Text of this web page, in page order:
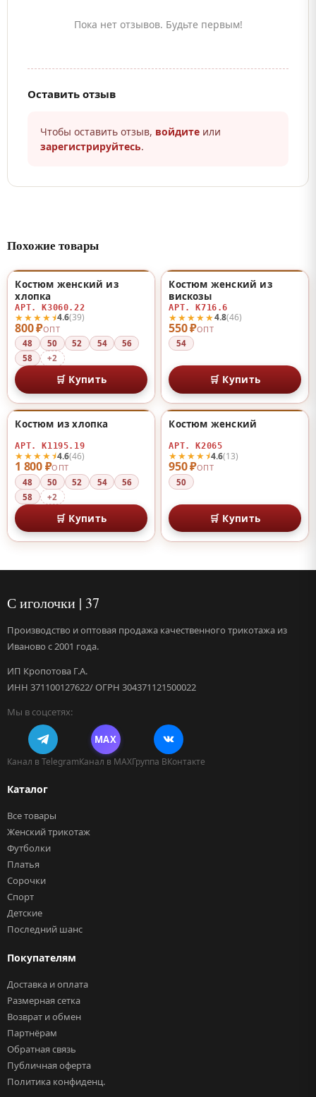
Пока нет отзывов. Будьте первым!
Оставить отзыв
Чтобы оставить отзыв, войдите или
зарегистрируйтесь.
Похожие товары
800 ₽ОПТ
★★★★⯨4.6(39)
Костюм женский из
хлопка
АРТ. К3060.22
48 50 52 54
56
58
+2
🛒 Купить
550 ₽ОПТ
★★★★★4.8(46)
Костюм женский из
вискозы
АРТ. К716.6
54
🛒 Купить
1 800 ₽ОПТ
★★★★⯨4.6(46)
Костюм из хлопка
АРТ. К1195.19
48 50 52 54
56
58
+2
🛒 Купить
950 ₽ОПТ
★★★★⯨4.6(13)
Костюм женский
АРТ. К2065
50
🛒 Купить
С иголочки | 37
Производство и оптовая продажа качественного трикотажа из
Иваново с 2001 года.
ИП Кропотова Г.А.
ИНН 371100127622/ ОГРН 304371121500022
Мы в соцсетях:
Канал в Telegram
MAX
Канал в MAXГруппа ВКонтакте
Каталог
Все товары
Женский трикотаж
Футболки
Платья
Сорочки
Спорт
Детские
Последний шанс
Покупателям
Доставка и оплата
Размерная сетка
Возврат и обмен
Партнёрам
Обратная связь
Публичная оферта
Политика конфиденц.